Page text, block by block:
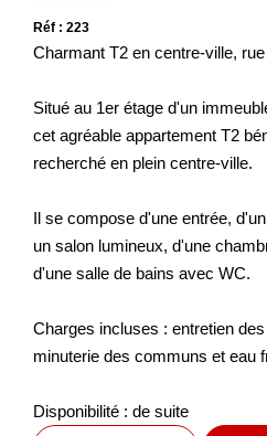
Mon Compte
Réf : 223
Charmant T2 en centre-ville,
Situé au 1er étage d'un
cet agréable appartement T2
recherché en plein centre-ville.
Il se compose d'une entrée,
un salon lumineux, d'une
d'une salle de bains avec WC.
Charges incluses : entretien
minuterie des communs et eau
Disponibilité : de suite